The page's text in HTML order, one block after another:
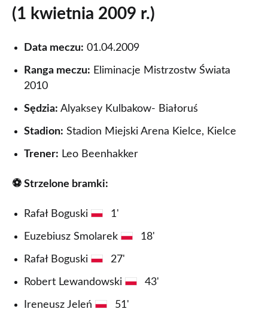
(1 kwietnia 2009 r.)
Data meczu: 01.04.2009
Ranga meczu: Eliminacje Mistrzostw Świata
2010
Sędzia: Alyaksey Kulbakow- Białoruś
Stadion: Stadion Miejski Arena Kielce, Kielce
Trener: Leo Beenhakker
⚽ Strzelone bramki:
Rafał Boguski 1'
Euzebiusz Smolarek 18'
Rafał Boguski 27'
Robert Lewandowski 43'
Ireneusz Jeleń 51'